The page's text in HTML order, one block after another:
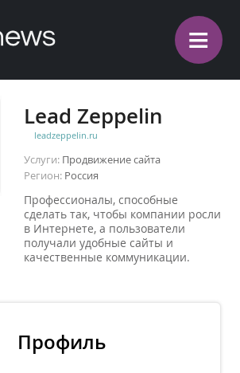
≡
Lead Zeppelin
leadzeppelin.ru
Услуги: Продвижение сайта
Регион: Россия
Профессионалы, способные
сделать так, чтобы компании росли
в Интернете, а пользователи
получали удобные сайты и
качественные коммуникации.
Профиль